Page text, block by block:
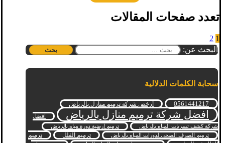
تعدد صفحات المقالات
1
2
البحث عن:
سحابة الكلمات الدلالية
0561441217 أرخص شركة ترميم منازل بالرياض
افضل شركة ترميم منازل بالرياض
افضل
شركة كشف تسربات المياه بالرياض
ترميم ارضية دورة مياه بالرياض
ترميم الصرف الصحي لدورات المياه بالرياض
ترميم الفلل
ترميم